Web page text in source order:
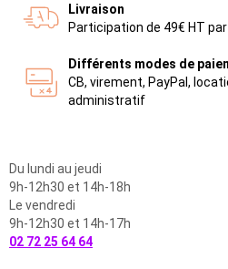
Livraison
Participation de 49€ HT
Différents modes de
CB, virement, PayPal,
administratif
Du lundi au jeudi
9h-12h30 et 14h-18h
Le vendredi
9h-12h30 et 14h-17h
02 72 25 64 64